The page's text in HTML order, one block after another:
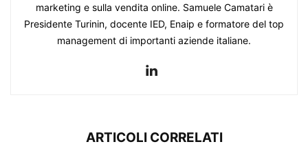
marketing e sulla vendita online. Samuele Camatari è
Presidente Turinin, docente IED, Enaip e formatore del top
management di importanti aziende italiane.
ARTICOLI CORRELATI